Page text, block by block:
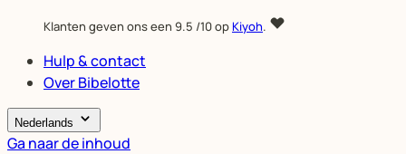
Klanten geven ons een 9.5 /10 opKiyoh.
Hulp & contact
Over Bibelotte
Nederlands
Ga naar de inhoud